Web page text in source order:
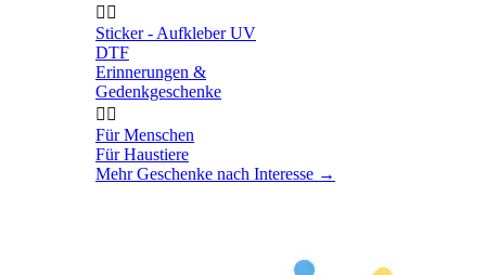
 
Sticker - Aufkleber UV
DTF
Erinnerungen &
Gedenkgeschenke
 
Für Menschen
Für Haustiere
Mehr Geschenke nach Interesse →